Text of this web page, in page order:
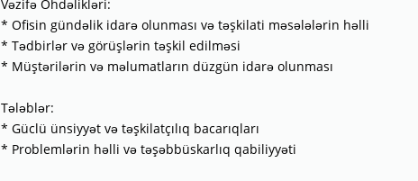
Vəzifə Öhdəlikləri:
* Ofisin gündəlik idarə olunması və təşkilati məsələlərin həlli
* Tədbirlər və görüşlərin təşkil edilməsi
* Müştərilərin və məlumatların düzgün idarə olunması
Tələblər:
* Güclü ünsiyyət və təşkilatçılıq bacarıqları
* Problemlərin həlli və təşəbbüskarlıq qabiliyyəti